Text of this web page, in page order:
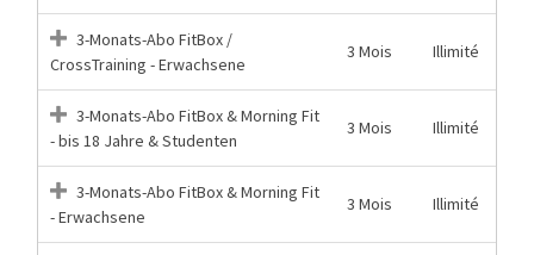
3-Monats-Abo FitBox /
CrossTraining - Erwachsene
3 Mois Illimité
3-Monats-Abo FitBox & Morning Fit
- bis 18 Jahre & Studenten
3 Mois Illimité
3-Monats-Abo FitBox & Morning Fit
- Erwachsene
3 Mois Illimité